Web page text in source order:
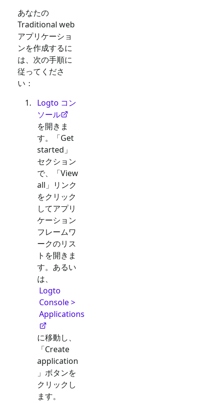
あなたの
Traditional web
アプリケーショ
ンを作成するに
は、次の手順に
従ってくださ
い：
Logto コン
ソール
を開きま
す。「Get
started」
セクション
で、「View
all」リンク
をクリック
してアプリ
ケーション
フレームワ
ークのリス
トを開きま
す。あるい
は、
Logto
Console >
Applications
に移動し、
「Create
application
」ボタンを
クリックし
ます。